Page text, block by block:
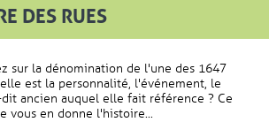
DES RUES
sur la dénomination de l'une des 1647
est la personnalité, l'événement, le
ancien auquel elle fait référence ? Ce
vous en donne l'histoire...